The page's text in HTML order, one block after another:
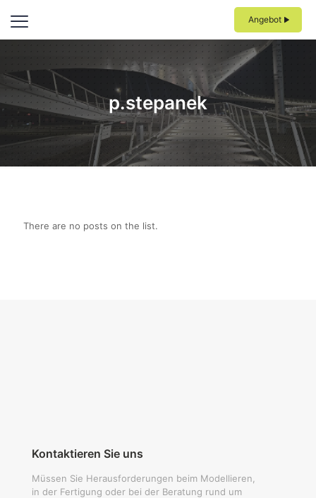
Angebot
p.stepanek
There are no posts on the list.
Kontaktieren Sie uns
Müssen Sie Herausforderungen beim Modellieren,
in der Fertigung oder bei der Beratung rund um